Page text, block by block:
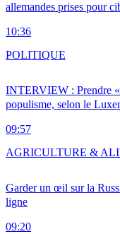
allemandes prises pour
10:36
INTERVIEW : Prendre «
populisme, selon le
09:57
POLITIQUE
Garder un œil sur la
ligne
09:20
AGRICULTURE &